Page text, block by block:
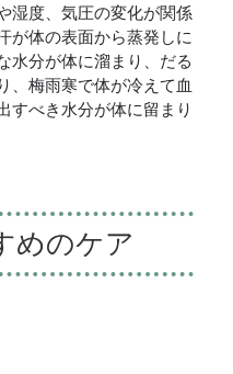
湿度、気圧の変化が関係
が体の表面から蒸発しに
水分が体に溜まり、 だる
、梅雨寒で体が冷えて血
すべき水分が体に留まり
めのケア